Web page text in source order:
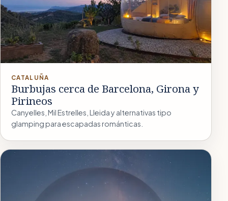
CATALUÑA
Burbujas cerca de Barcelona, Girona y
Pirineos
Canyelles, Mil Estrelles, Lleida y alternativas tipo
glamping para escapadas románticas.